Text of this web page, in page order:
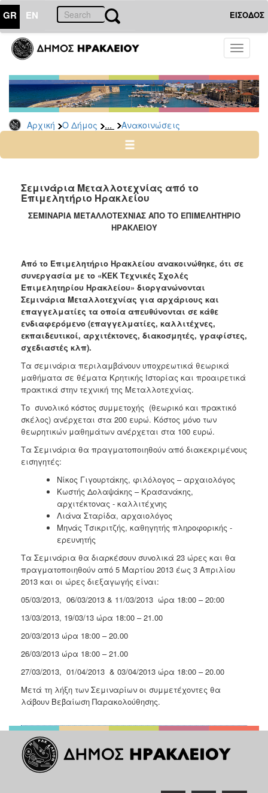
GR EN ΕΙΣΟΔΟΣ
Toggle
Αρχική Ο Δήμος ... Ανακοινώσεις
ΔΗΜΟΣ
Υπηρεσίες
&
Φορείς
Δημοτικές
Υπηρεσίες
Ηλεκτρονική
Διακυβέρνηση
Σχολικές
Ανάπτυξη
Ανακοινώσεις
Προγράμματα
Προσχολική
Αγωγή
Κοιμητήρια
Κέντρο
Οικογένειας
ΠΟΛΙΤΙΣΜΟΣ
Σεμινάρια Μεταλλοτεχνίας από το
Επιμελητήριο Ηρακλείου
ΣΕΜΙΝΑΡΙΑ ΜΕΤΑΛΛΟΤΕΧΝΙΑΣ ΑΠΟ ΤΟ ΕΠΙΜΕΛΗΤΗΡΙΟ
ΗΡΑΚΛΕΙΟΥ
Από το Επιμελητήριο Ηρακλείου ανακοινώθηκε, ότι σε
συνεργασία με το «ΚΕΚ Τεχνικές Σχολές
Επιμελητηρίου Ηρακλείου» διοργανώνονται
Σεμινάρια Μεταλλοτεχνίας για αρχάριους και
επαγγελματίες τα οποία απευθύνονται σε κάθε
ενδιαφερόμενο (επαγγελματίες, καλλιτέχνες,
εκπαιδευτικοί, αρχιτέκτονες, διακοσμητές, γραφίστες,
σχεδιαστές κλπ).
Τα σεμινάρια περιλαμβάνουν υποχρεωτικά θεωρικά
μαθήματα σε θέματα Κρητικής Ιστορίας και προαιρετικά
πρακτικά στην τεχνική της Μεταλλοτεχνίας.
Το συνολικό κόστος συμμετοχής (θεωρικό και πρακτικό
σκέλος) ανέρχεται στα 200 ευρώ. Κόστος μόνο των
θεωρητικών μαθημάτων ανέρχεται στα 100 ευρώ.
Τα Σεμινάρια θα πραγματοποιηθούν από διακεκριμένους
εισηγητές:
Νίκος Γιγουρτάκης, φιλόλογος – αρχαιολόγος
Κωστής Δολαψάκης – Κρασανάκης,
αρχιτέκτονας - καλλιτέχνης
Λιάνα Σταρίδα, αρχαιολόγος
Μηνάς Τσικριτζής, καθηγητής πληροφορικής -
ερευνητής
Τα Σεμινάρια θα διαρκέσουν συνολικά 23 ώρες και θα
πραγματοποιηθούν από 5 Μαρτίου 2013 έως 3 Απριλίου
2013 και οι ώρες διεξαγωγής είναι:
05/03/2013, 06/03/2013 & 11/03/2013 ώρα 18:00 – 20:00
13/03/2013, 19/03/13 ώρα 18:00 – 21.00
20/03/2013 ώρα 18:00 – 20.00
26/03/2013 ώρα 18:00 – 21.00
27/03/2013, 01/04/2013 & 03/04/2013 ώρα 18:00 – 20.00
Μετά τη λήξη των Σεμιναρίων οι συμμετέχοντες θα
λάβουν Βεβαίωση Παρακολούθησης.